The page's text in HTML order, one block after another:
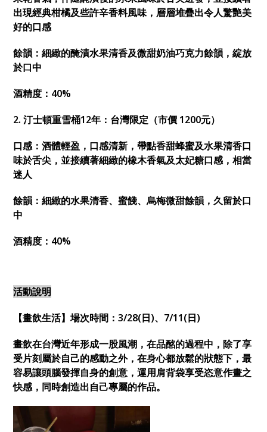
出現經典柑橘及些許辛香料風味，層層堆疊出令人驚艷美
好的口感
餘韻：細緻的醃漬水果清香及微甜奶油巧克力餘韻，綻放
於口中
酒精度：40%
2.汀士頓重雪桶12年：台灣限定（市價 1200元）
口感：酒體輕盈，口感清新，帶點香甜蜂蜜及水果清香口
味於舌尖，並接續著細緻的橡木香氣及太妃糖口感，相當
迷人
餘韻：細緻的水果清香、蜜餞、烏梅微甜餘韻，久留於口
中
酒精度：40%
活動說明
【畫飲生活】場次時間：3/28(日)、7/11(日)
畫飲在台灣近年形成一股風潮，在品酩的過程中，除了享
受片刻屬於自己的感動之外，在身心都放鬆的狀態下，最
容易讓頭腦發揮自身的創意，運用肩背袋享受恣意作畫之
快感，同時創造出自己專屬的作品。